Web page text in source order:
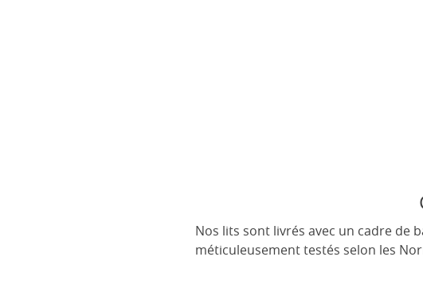
Nos lits sont livrés avec un cadre de
méticuleusement testés selon les